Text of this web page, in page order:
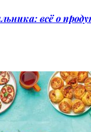
всё о